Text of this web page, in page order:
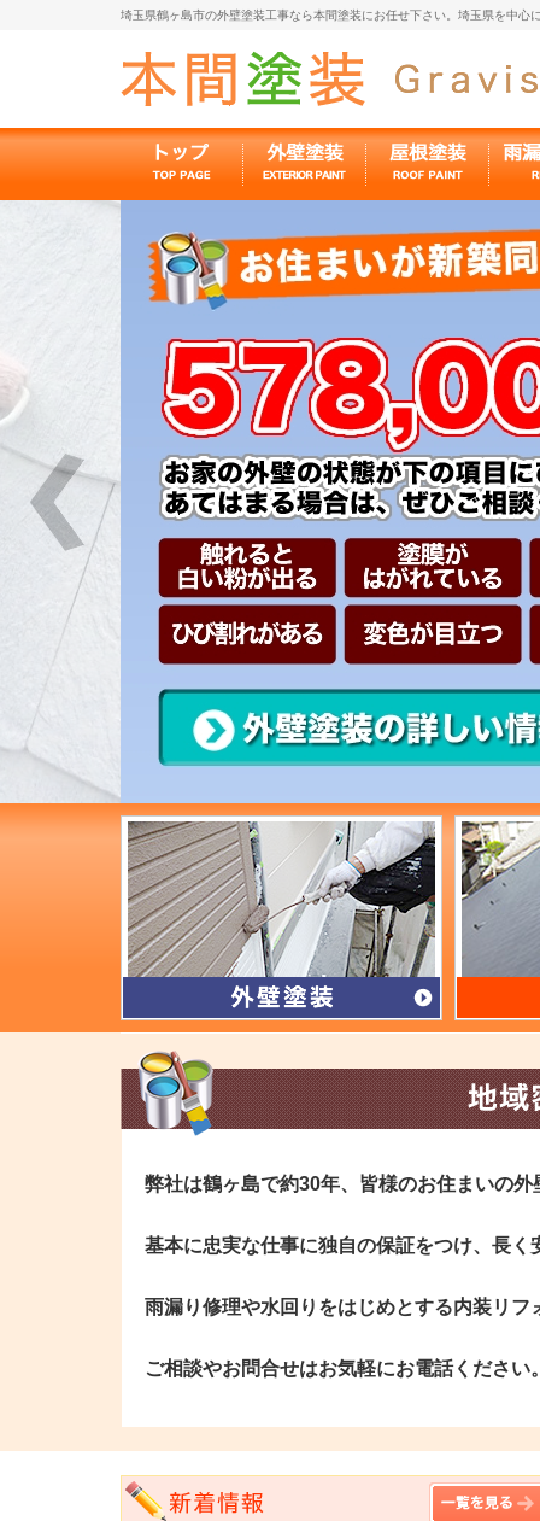
埼玉県鶴ヶ島市の外壁塗装工事なら本間塗装にお任せ下さい。埼玉県を中
弊社は鶴ヶ島で約30年、皆様のお住まいの
基本に忠実な仕事に独自の保証をつけ、長
雨漏り修理や水回りをはじめとする内装リフ
ご相談やお問合せはお気軽にお電話ください